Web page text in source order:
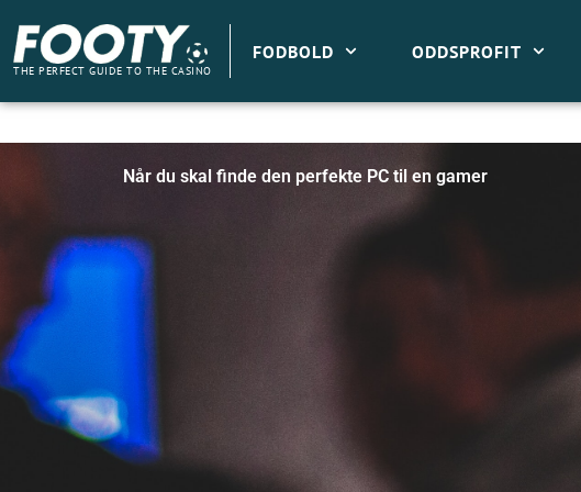
indholdet
THE PERFECT GUIDE TO THE CASINO
FODBOLD ODDSPROFIT
Når du skal finde den perfekte PC til en gamer